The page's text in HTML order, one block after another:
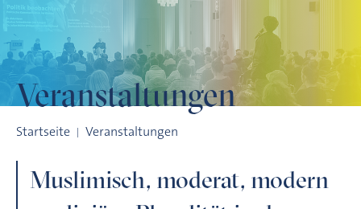
Veranstaltungen
Startseite Veranstaltungen
Muslimisch, moderat, modern